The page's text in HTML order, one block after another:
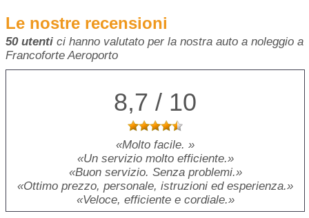
Le nostre recensioni
50 utenti ci hanno valutato per la nostra auto a noleggio a
Francoforte Aeroporto
8,7 / 10
Molto facile.
Un servizio molto efficiente.
Buon servizio. Senza problemi.
Ottimo prezzo, personale, istruzioni ed esperienza.
Veloce, efficiente e cordiale.